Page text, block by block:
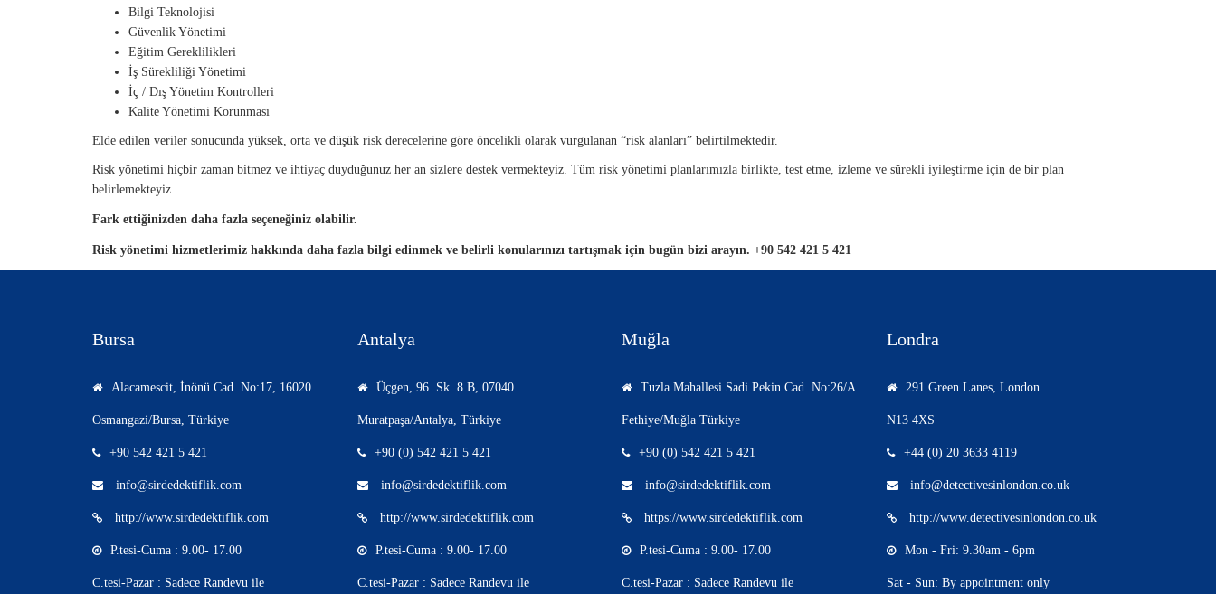
Bilgi Teknolojisi
Güvenlik Yönetimi
Eğitim Gereklilikleri
İş Sürekliliği Yönetimi
İç / Dış Yönetim Kontrolleri
Kalite Yönetimi Korunması
Elde edilen veriler sonucunda yüksek, orta ve düşük risk derecelerine göre öncelikli olarak vurgulanan “risk alanları” belirtilmektedir.
Risk yönetimi hiçbir zaman bitmez ve ihtiyaç duyduğunuz her an sizlere destek vermekteyiz. Tüm risk yönetimi planlarımızla birlikte, test etme, izleme ve sürekli iyileştirme için de bir plan
belirlemekteyiz
Fark ettiğinizden daha fazla seçeneğiniz olabilir.
Risk yönetimi hizmetlerimiz hakkında daha fazla bilgi edinmek ve belirli konularınızı tartışmak için bugün bizi arayın. +90 542 421 5 421
Bursa
Alacamescit, İnönü Cad. No:17, 16020
Osmangazi/Bursa, Türkiye
+90 542 421 5 421
info@sirdedektiflik.com
http://www.sirdedektiflik.com
P.tesi-Cuma : 9.00- 17.00
C.tesi-Pazar : Sadece Randevu ile
Antalya
Üçgen, 96. Sk. 8 B, 07040
Muratpaşa/Antalya, Türkiye
+90 (0) 542 421 5 421
info@sirdedektiflik.com
http://www.sirdedektiflik.com
P.tesi-Cuma : 9.00- 17.00
C.tesi-Pazar : Sadece Randevu ile
Muğla
Tuzla Mahallesi Sadi Pekin Cad. No:26/A
Fethiye/Muğla Türkiye
+90 (0) 542 421 5 421
info@sirdedektiflik.com
https://www.sirdedektiflik.com
P.tesi-Cuma : 9.00- 17.00
C.tesi-Pazar : Sadece Randevu ile
Londra
291 Green Lanes, London
N13 4XS
+44 (0) 20 3633 4119
info@detectivesinlondon.co.uk
http://www.detectivesinlondon.co.uk
Mon - Fri: 9.30am - 6pm
Sat - Sun: By appointment only